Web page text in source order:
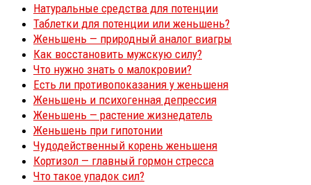
Натуральные средства для потенции
Таблетки для потенции или женьшень?
Женьшень — природный аналог виагры
Как восстановить мужскую силу?
Что нужно знать о малокровии?
Есть ли противопоказания у женьшеня
Женьшень и психогенная депрессия
Женьшень — растение жизнедатель
Женьшень при гипотонии
Чудодейственный корень женьшеня
Кортизол — главный гормон стресса
Что такое упадок сил?